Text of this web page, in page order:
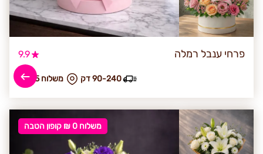
פרחי ענבל רמלה 9.9
₪ משלוח 35 90-240 דק
משלוח 0 ₪ קופון הטבה